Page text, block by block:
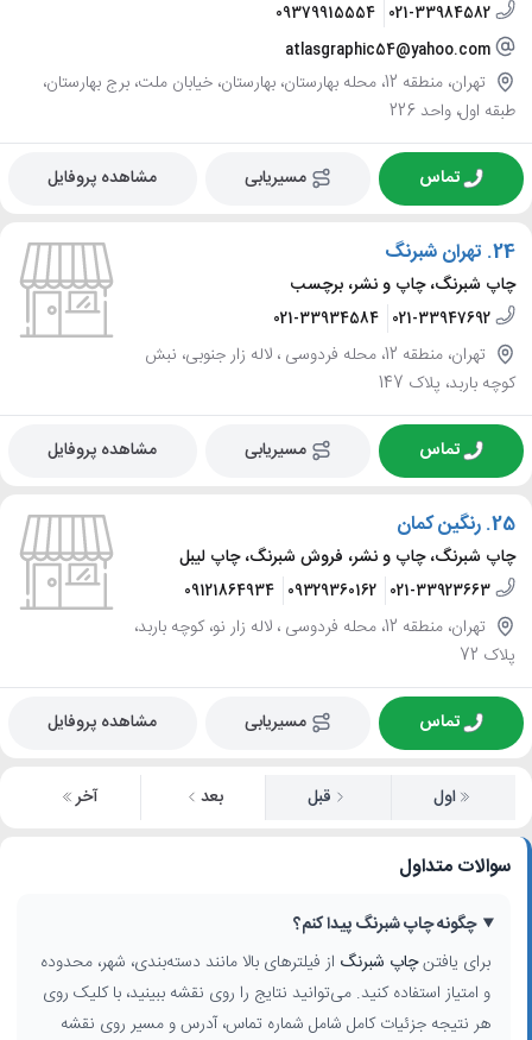
021-33984582
09379915554
atlasgraphic54@yahoo.com
تهران، منطقه 12، محله بهارستان، بهارستان، خیابان ملت، برج بهارستان،
طبقه اول، واحد 226
تماس مسیریابی مشاهده پروفایل
24. تهران شبرنگ
چاپ شبرنگ، چاپ و نشر، برچسب
021-33947692
021-33934584
تهران، منطقه 12، محله فردوسی ، لاله زار جنوبی، نبش
کوچه باربد، پلاک 147
تماس مسیریابی مشاهده پروفایل
25. رنگین کمان
چاپ شبرنگ، چاپ و نشر، فروش شبرنگ، چاپ لیبل
021-33923663
09329360162
09121864934
تهران، منطقه 12، محله فردوسی ، لاله زار نو، کوچه باربد،
پلاک 72
تماس مسیریابی مشاهده پروفایل
اول قبل بعد آخر
سوالات متداول
چگونه چاپ شبرنگ پیدا کنم؟
برای یافتنچاپ شبرنگ از فیلترهای بالا مانند دسته‌بندی، شهر، محدوده
و امتیاز استفاده کنید. می‌توانید نتایج را روی نقشه ببینید، با کلیک روی
هر نتیجه جزئیات کامل شامل شماره تماس، آدرس و مسیر روی نقشه